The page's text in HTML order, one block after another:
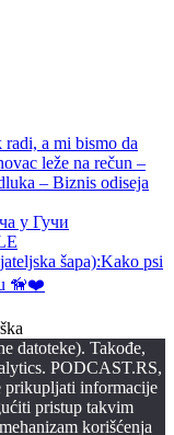
a mi bismo da
leže na rečun –
– Biznis odiseja
у Гучи
šapa):Kako psi
🦮❤️
datoteke). Takođe,
PODCAST.RS,
prikupljati informacije
pristup takvim
korišćenja